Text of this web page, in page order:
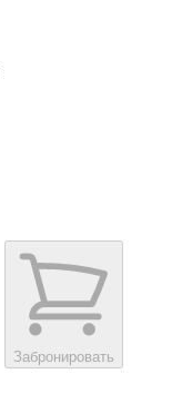
Забронировать